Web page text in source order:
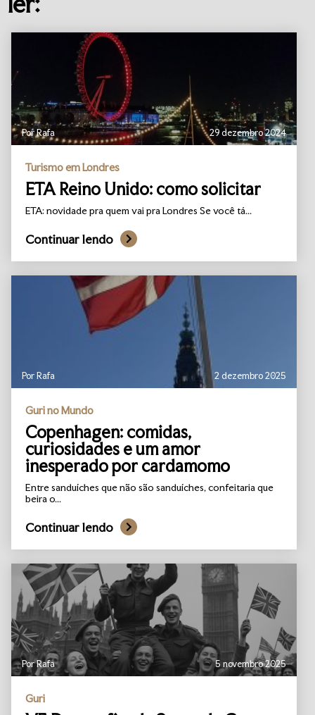
Por Rafa 29 dezembro 2024
Turismo em Londres
ETA Reino Unido: como solicitar
ETA: novidade pra quem vai pra Londres Se você tá...
Continuar lendo
Por Rafa 2 dezembro 2025
Guri no Mundo
Copenhagen: comidas,
curiosidades e um amor
inesperado por cardamomo
Entre sanduíches que não são sanduíches, confeitaria que
beira o...
Continuar lendo
Por Rafa 5 novembro 2025
Guri